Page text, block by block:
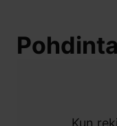
Pohdinta
Kun